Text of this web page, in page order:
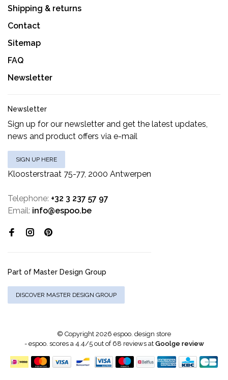
Shipping & returns
Contact
Sitemap
FAQ
Newsletter
Newsletter
Sign up for our newsletter and get the latest updates,
news and product offers via e-mail
SIGN UP HERE
Kloosterstraat 75-77, 2000 Antwerpen
Telephone: +32 3 237 57 97
Email: info@espoo.be
Part of Master Design Group
DISCOVER MASTER DESIGN GROUP
© Copyright 2026 espoo. design store
- espoo. scores a4.4/5out of 68 reviews at Goolge review